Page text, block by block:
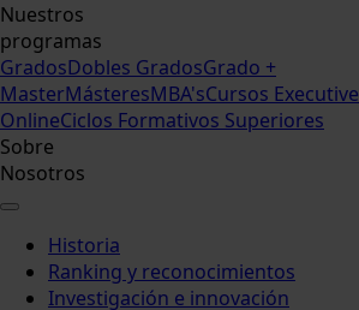
Nuestros
programas
GradosDobles GradosGrado +
MasterMásteresMBA'sCursos Executive
OnlineCiclos Formativos Superiores
Sobre
Nosotros
Historia
Ranking y reconocimientos
Investigación e innovación